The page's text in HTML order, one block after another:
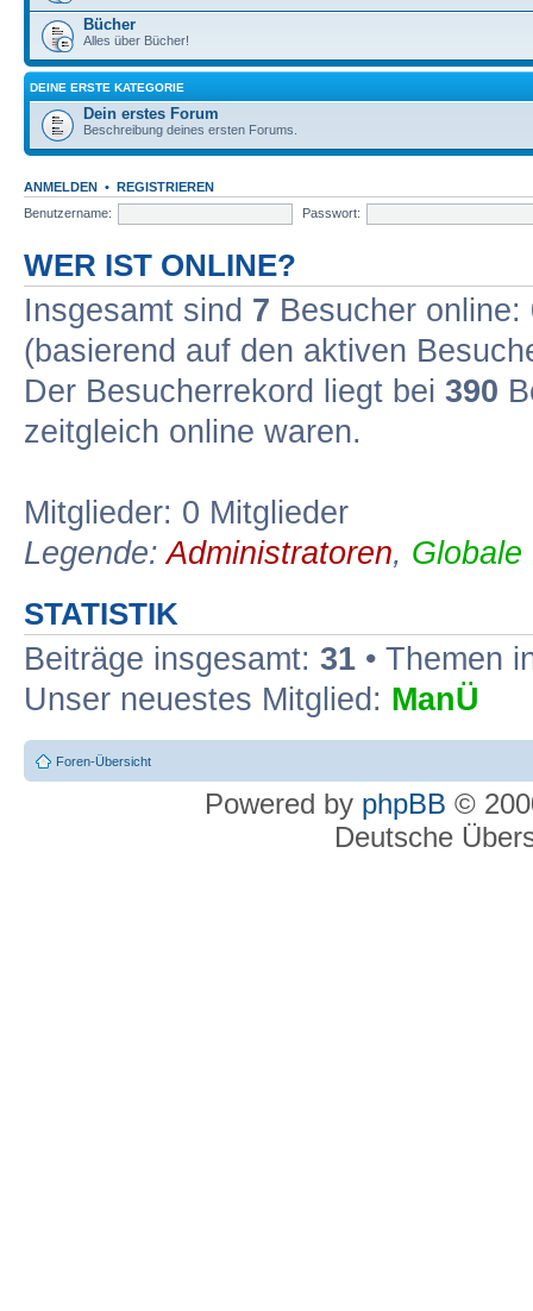
Bücher
Alles über Bücher!
DEINE ERSTE KATEGORIE
Dein erstes Forum
Beschreibung deines ersten Forums.
ANMELDEN • REGISTRIEREN
Benutzername:
Passwort:
WER IST ONLINE?
Insgesamt sind 7 Besucher
(basierend auf den aktiven
Der Besucherrekord liegt bei 390
zeitgleich online waren.
Mitglieder: 0 Mitglieder
Legende:Administratoren, Globale
STATISTIK
Beiträge insgesamt: 31 • Themen
Unser neuestes Mitglied: ManÜ
Foren-Übersicht
Powered by phpBB ©
Deutsche